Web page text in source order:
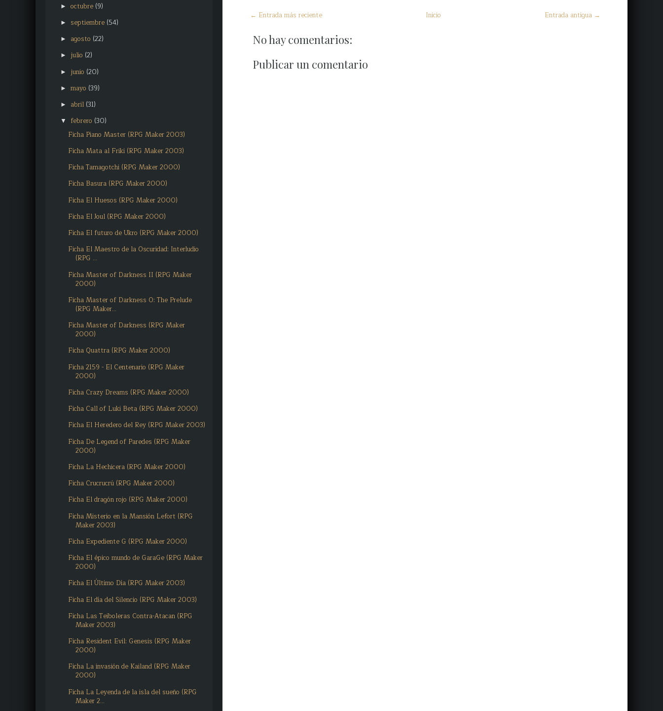
← Entrada más reciente Entrada antigua →
Inicio
No hay comentarios:
Publicar un comentario
► octubre (9)
► septiembre (54)
► agosto (22)
► julio (2)
► junio (20)
► mayo (39)
► abril (31)
▼ febrero (30)
Ficha Piano Master (RPG Maker 2003)
Ficha Mata al Friki (RPG Maker 2003)
Ficha Tamagotchi (RPG Maker 2000)
Ficha Basura (RPG Maker 2000)
Ficha El Huesos (RPG Maker 2000)
Ficha El Joul (RPG Maker 2000)
Ficha El futuro de Ukro (RPG Maker 2000)
Ficha El Maestro de la Oscuridad: Interludio
(RPG ...
Ficha Master of Darkness II (RPG Maker
2000)
Ficha Master of Darkness 0: The Prelude
(RPG Maker...
Ficha Master of Darkness (RPG Maker
2000)
Ficha Quattra (RPG Maker 2000)
Ficha 2159 - El Centenario (RPG Maker
2000)
Ficha Crazy Dreams (RPG Maker 2000)
Ficha Call of Luki Beta (RPG Maker 2000)
Ficha El Heredero del Rey (RPG Maker 2003)
Ficha De Legend of Paredes (RPG Maker
2000)
Ficha La Hechicera (RPG Maker 2000)
Ficha Crucrucrú (RPG Maker 2000)
Ficha El dragón rojo (RPG Maker 2000)
Ficha Misterio en la Mansión Lefort (RPG
Maker 2003)
Ficha Expediente G (RPG Maker 2000)
Ficha El épico mundo de GaraGe (RPG Maker
2000)
Ficha El Último Día (RPG Maker 2003)
Ficha El día del Silencio (RPG Maker 2003)
Ficha Las Teiboleras Contra-Atacan (RPG
Maker 2003)
Ficha Resident Evil: Genesis (RPG Maker
2000)
Ficha La invasión de Kailand (RPG Maker
2000)
Ficha La Leyenda de la isla del sueño (RPG
Maker 2...